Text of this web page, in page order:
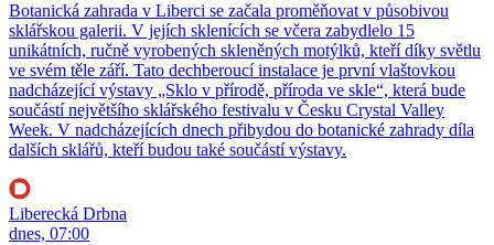
Botanická zahrada v Liberci se začala proměňovat v působivou
sklářskou galerii. V jejích sklenících se včera zabydlelo 15
unikátních, ručně vyrobených skleněných motýlků, kteří díky světlu
ve svém těle září. Tato dechberoucí instalace je první vlaštovkou
nadcházející výstavy „Sklo v přírodě, příroda ve skle“, která bude
součástí největšího sklářského festivalu v Česku Crystal Valley
Week. V nadcházejících dnech přibydou do botanické zahrady díla
dalších sklářů, kteří budou také součástí výstavy.
Liberecká Drbna
dnes, 07:00